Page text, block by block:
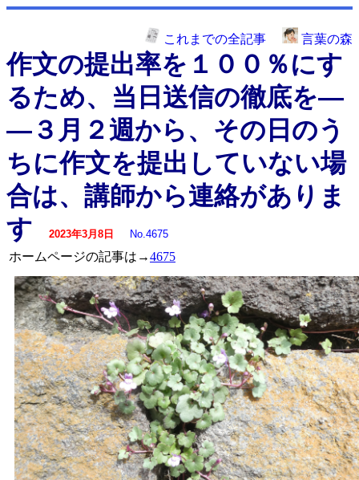
これまでの全記事 言葉の森
作文の提出率を１００％にす
るため、当日送信の徹底を―
―３月２週から、その日のう
ちに作文を提出していない場
合は、講師から連絡がありま
す
2023年3月8日 No.4675
ホームページの記事は→4675